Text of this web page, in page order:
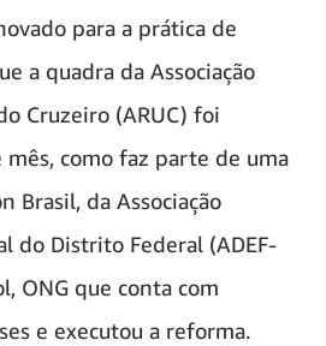
para a prática de
a quadra da Associação
Cruzeiro (ARUC) foi
como faz parte de uma
Brasil, da Associação
do Distrito Federal (ADEF-
ONG que conta com
e executou a reforma.